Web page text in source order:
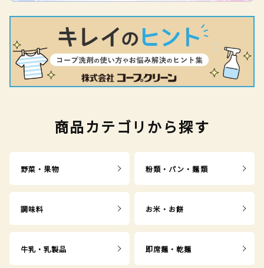
商品カテゴリから探す
野菜・果物 粉類・パン・麺類
調味料 お米・お餅
牛乳・乳製品 即席麺・乾麺